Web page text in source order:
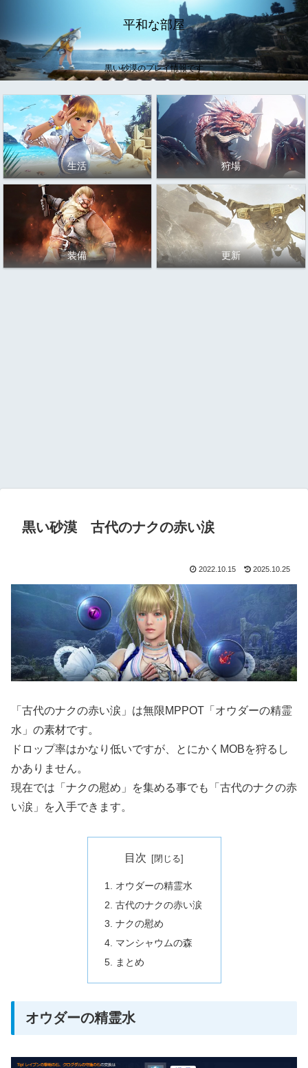
平和な部屋
黒い砂漠のプレイ情報です
生活 狩場
装備 更新
黒い砂漠 古代のナクの赤い涙
2022.10.15 2025.10.25
「古代のナクの赤い涙」は無限MPPOT「オウダーの精霊
水」の素材です。
ドロップ率はかなり低いですが、とにかくMOBを狩るし
かありません。
現在では「ナクの慰め」を集める事でも「古代のナクの赤
い涙」を入手できます。
目次
オウダーの精霊水
古代のナクの赤い涙
ナクの慰め
マンシャウムの森
まとめ
オウダーの精霊水